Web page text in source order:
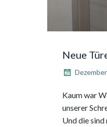
Neue
Kaum war
unserer
Und die